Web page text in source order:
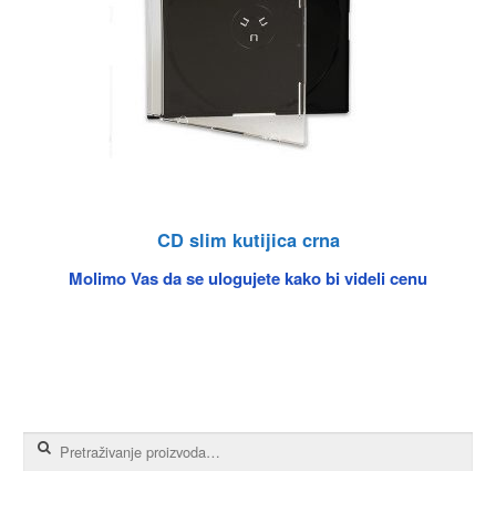
CD slim kutijica crna
Molimo Vas da se ulogujete kako bi videli cenu
Pretraga za: